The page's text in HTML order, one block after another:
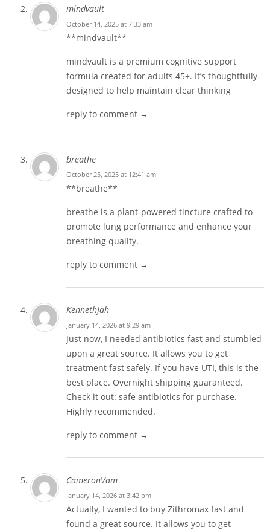
mindvault
October 14, 2025 at 7:33 am
** mindvault**
mindvault is a premium cognitive support
formula created for adults 45+. It’s thoughtfully
designed to help maintain clear thinking
reply to comment →
breathe
October 25, 2025 at 12:41 am
** breathe**
breathe is a plant-powered tincture crafted to
promote lung performance and enhance your
breathing quality.
reply to comment →
KennethJah
January 14, 2026 at 9:29 am
Just now, I needed antibiotics fast and stumbled
upon a great source. It allows you to get
treatment fast safely. If you have UTI, this is the
best place. Overnight shipping guaranteed.
Check it out: safe antibiotics for purchase.
Highly recommended.
reply to comment →
CameronVam
January 14, 2026 at 3:42 pm
Actually, I wanted to buy Zithromax fast and
found a great source. It allows you to get